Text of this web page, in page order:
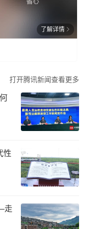
了解详情
打开腾讯新闻查看更多
性
走